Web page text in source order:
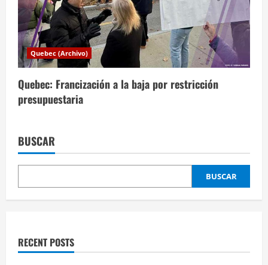
Quebec (Archivo)
Quebec: Francización a la baja por restricción
presupuestaria
BUSCAR
BUSCAR
RECENT POSTS